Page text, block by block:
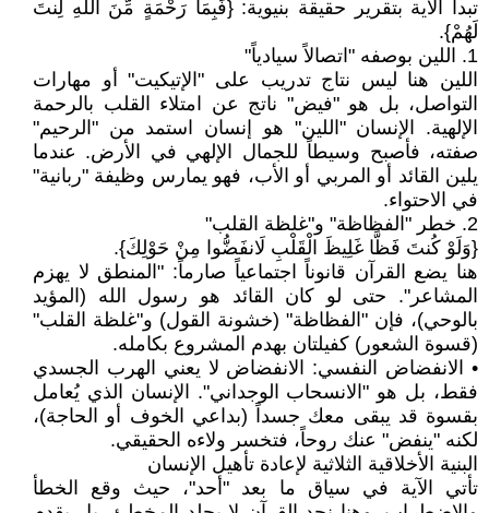
تبدأ الآية بتقرير حقيقة بنيوية: {فَبِمَا رَحْمَةٍ مِّنَ اللَّهِ لِنتَ
لَهُمْ}.
1. اللين بوصفه "اتصالاً سيادياً"
اللين هنا ليس نتاج تدريب على "الإتيكيت" أو مهارات
التواصل، بل هو "فيض" ناتج عن امتلاء القلب بالرحمة
الإلهية. الإنسان "اللين" هو إنسان استمد من "الرحيم"
صفته، فأصبح وسيطاً للجمال الإلهي في الأرض. عندما
يلين القائد أو المربي أو الأب، فهو يمارس وظيفة "ربانية"
في الاحتواء.
2. خطر "الفظاظة" و"غلظة القلب"
{وَلَوْ كُنتَ فَظًّا غَلِيظَ الْقَلْبِ لَانفَضُّوا مِنْ حَوْلِكَ}.
هنا يضع القرآن قانوناً اجتماعياً صارماً: "المنطق لا يهزم
المشاعر". حتى لو كان القائد هو رسول الله (المؤيد
بالوحي)، فإن "الفظاظة" (خشونة القول) و"غلظة القلب"
(قسوة الشعور) كفيلتان بهدم المشروع بكامله.
• الانفضاض النفسي: الانفضاض لا يعني الهرب الجسدي
فقط، بل هو "الانسحاب الوجداني". الإنسان الذي يُعامل
بقسوة قد يبقى معك جسداً (بداعي الخوف أو الحاجة)،
لكنه "ينفض" عنك روحاً، فتخسر ولاءه الحقيقي.
البنية الأخلاقية الثلاثية لإعادة تأهيل الإنسان
تأتي الآية في سياق ما بعد "أحد"، حيث وقع الخطأ